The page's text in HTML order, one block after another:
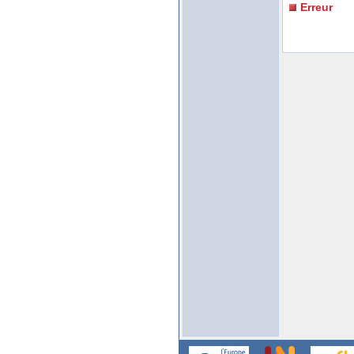
Erreur